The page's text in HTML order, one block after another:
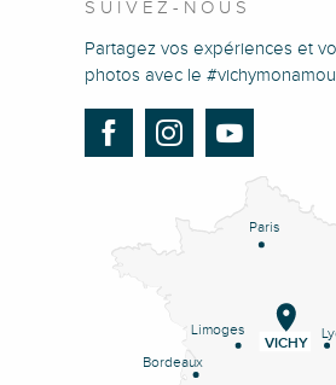
SUIVEZ-NOUS
Partagez vos expériences et
photos avec le
Paris
Limoges
Bordeaux
VICHY